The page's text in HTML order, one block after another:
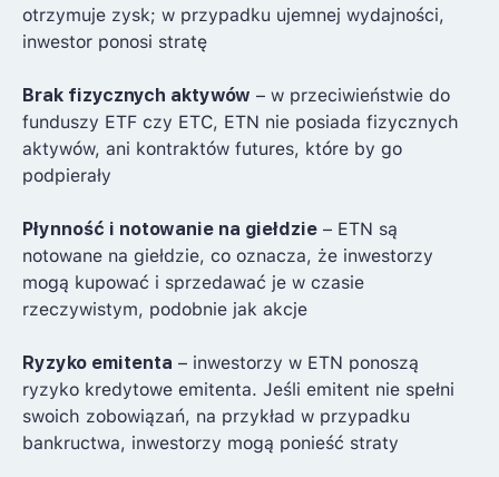
otrzymuje zysk; w przypadku ujemnej wydajności,
inwestor ponosi stratę
Brak fizycznych aktywów – w przeciwieństwie do
funduszy ETF czy ETC, ETN nie posiada fizycznych
aktywów, ani kontraktów futures, które by go
podpierały
Płynność i notowanie na giełdzie – ETN są
notowane na giełdzie, co oznacza, że inwestorzy
mogą kupować i sprzedawać je w czasie
rzeczywistym, podobnie jak akcje
Ryzyko emitenta – inwestorzy w ETN ponoszą
ryzyko kredytowe emitenta. Jeśli emitent nie spełni
swoich zobowiązań, na przykład w przypadku
bankructwa, inwestorzy mogą ponieść straty